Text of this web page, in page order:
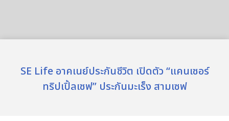
SE Life อาคเนย์ประกันชีวิต เปิดตัว “แคนเซอร์
ทริปเปิ้ลเซฟ” ประกันมะเร็ง สามเซฟ